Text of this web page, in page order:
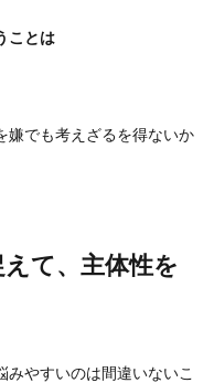
ことは
嫌でも考えざるを得ないか
て、主体性を
やすいのは間違いないこ